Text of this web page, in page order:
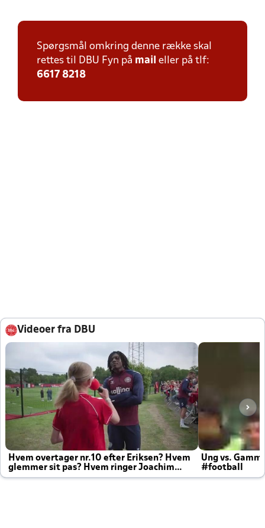
Spørgsmål omkring denne række skal
rettes til DBU Fyn på mail eller på tlf:
6617 8218
Videoer fra DBU
Hvem overtager nr.10 efter Eriksen? Hvem
glemmer sit pas? Hvem ringer Joachim
altid til efter kampe?
Ung vs.
#football